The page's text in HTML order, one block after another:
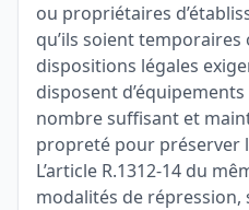
ou propriétaires
qu’ils soient
dispositions légales
disposent
nombre suffisant et
propreté pour préserver
L’article R.1312-14 du
modalités de répression,